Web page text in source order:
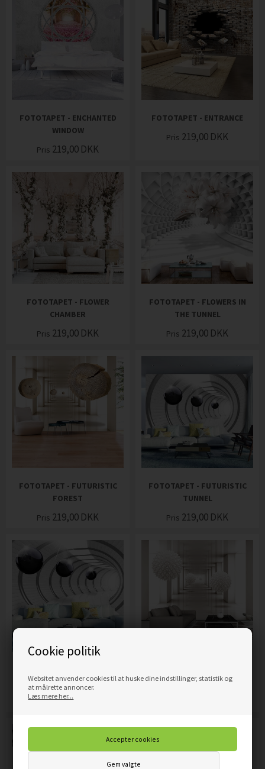
Cookie politik
Websitet anvender cookies til at huske dine indstillinger, statistik og
at målrette annoncer.
Læs mere her...
FOTOTAPET - ENCHANTED
WINDOW
Pris 219,00 DKK
FOTOTAPET - ENTRANCE
Pris 219,00 DKK
FOTOTAPET - FLOWER
CHAMBER
Pris 219,00 DKK
FOTOTAPET - FLOWERS IN
THE TUNNEL
Pris 219,00 DKK
FOTOTAPET - FUTURISTIC
FOREST
Pris 219,00 DKK
FOTOTAPET - FUTURISTIC
TUNNEL
Pris 219,00 DKK
TUNNEL II
Pris1.389,00
THE FUTURE